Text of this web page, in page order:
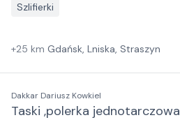
Szlifierki
+25 km Gdańsk, Lniska, Straszyn
Dakkar Dariusz Kowkiel
Taski ,polerka jednotarczowa